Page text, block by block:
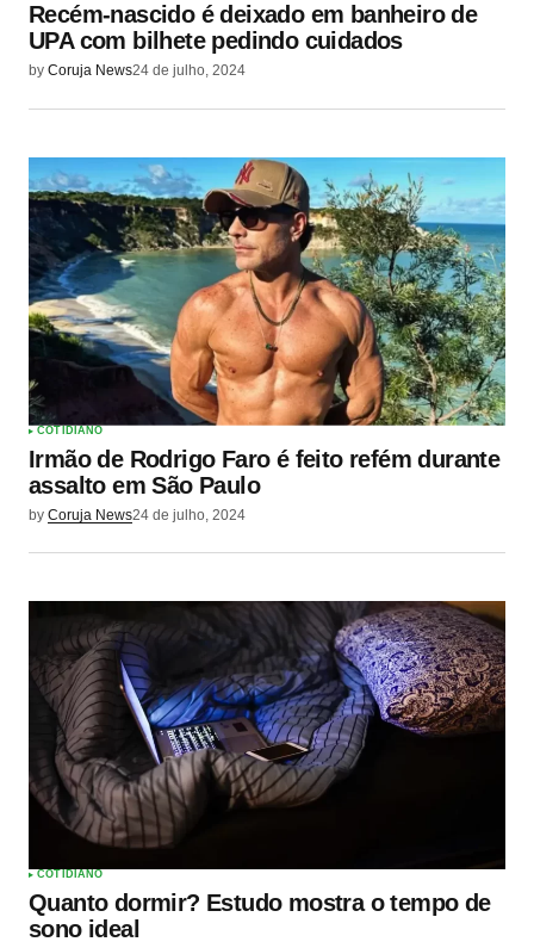
Recém-nascido é deixado em banheiro de
UPA com bilhete pedindo cuidados
by Coruja News24 de julho, 2024
COTIDIANO
Irmão de Rodrigo Faro é feito refém durante
assalto em São Paulo
by Coruja News24 de julho, 2024
COTIDIANO
Quanto dormir? Estudo mostra o tempo de
sono ideal